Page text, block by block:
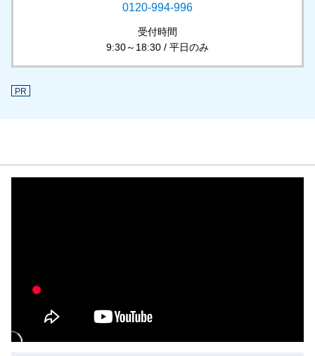
0120-994-996
受付時間
9:30～18:30 / 平日のみ
PR